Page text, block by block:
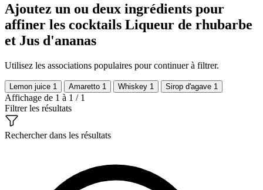
Ajoutez un ou deux ingrédients pour
affiner les cocktails Liqueur de rhubarbe
et Jus d'ananas
Utilisez les associations populaires pour continuer à filtrer.
Lemon juice 1 Amaretto 1 Whiskey 1 Sirop d'agave 1
Affichage de 1 à 1 / 1
Filtrer les résultats
Rechercher dans les résultats